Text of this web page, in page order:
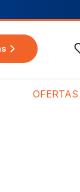
OFERTAS